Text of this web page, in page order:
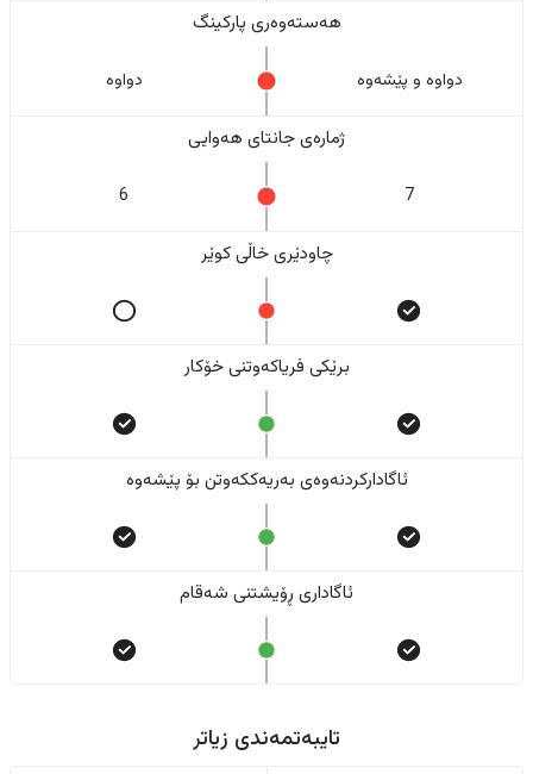
هەستەوەری پارکینگ
دواوە و پێشەوە دواوە
ژمارەی جانتای هەوایی
7
6
چاودێری خاڵی کوێر
برێکی فریاکەوتنی خۆکار
ئاگادارکردنەوەی بەریەککەوتن بۆ پێشەوە
ئاگاداری ڕۆیشتنی شەقام
تایبەتمەندی زیاتر